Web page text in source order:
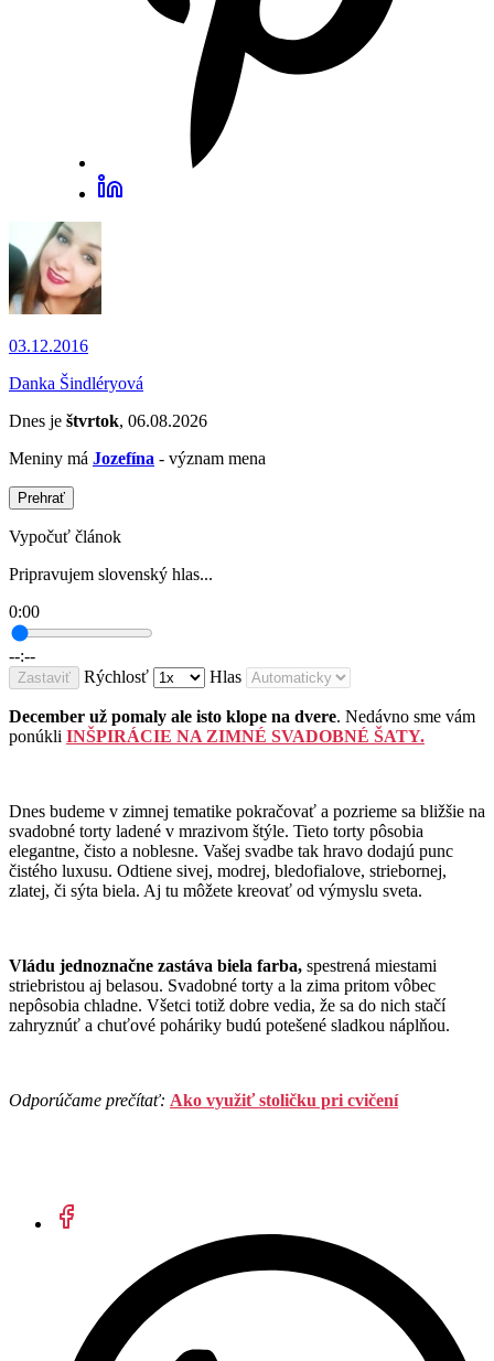
03.12.2016
Danka Šindléryová
Dnes je štvrtok, 06.08.2026
Meniny má Jozefína - význam mena
Prehrať
Vypočuť článok
Pripravujem slovenský hlas...
0:00
--:--
Zastaviť Rýchlosť Hlas
December už pomaly ale isto klope na dvere. Nedávno sme vám
ponúkli INŠPIRÁCIE NA ZIMNÉ SVADOBNÉ ŠATY.
Dnes budeme v zimnej tematike pokračovať a pozrieme sa bližšie na
svadobné torty ladené v mrazivom štýle. Tieto torty pôsobia
elegantne, čisto a noblesne. Vašej svadbe tak hravo dodajú punc
čistého luxusu. Odtiene sivej, modrej, bledofialove, striebornej,
zlatej, či sýta biela. Aj tu môžete kreovať od výmyslu sveta.
Vládu jednoznačne zastáva biela farba, spestrená miestami
striebristou aj belasou. Svadobné torty a la zima pritom vôbec
nepôsobia chladne. Všetci totiž dobre vedia, že sa do nich stačí
zahryznúť a chuťové poháriky budú potešené sladkou náplňou.
Odporúčame prečítať: Ako využiť stoličku pri cvičení